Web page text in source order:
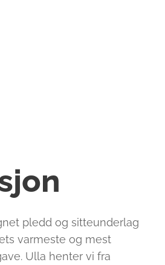
pledd og sitteunderlag
varmeste og mest
Ulla henter vi fra